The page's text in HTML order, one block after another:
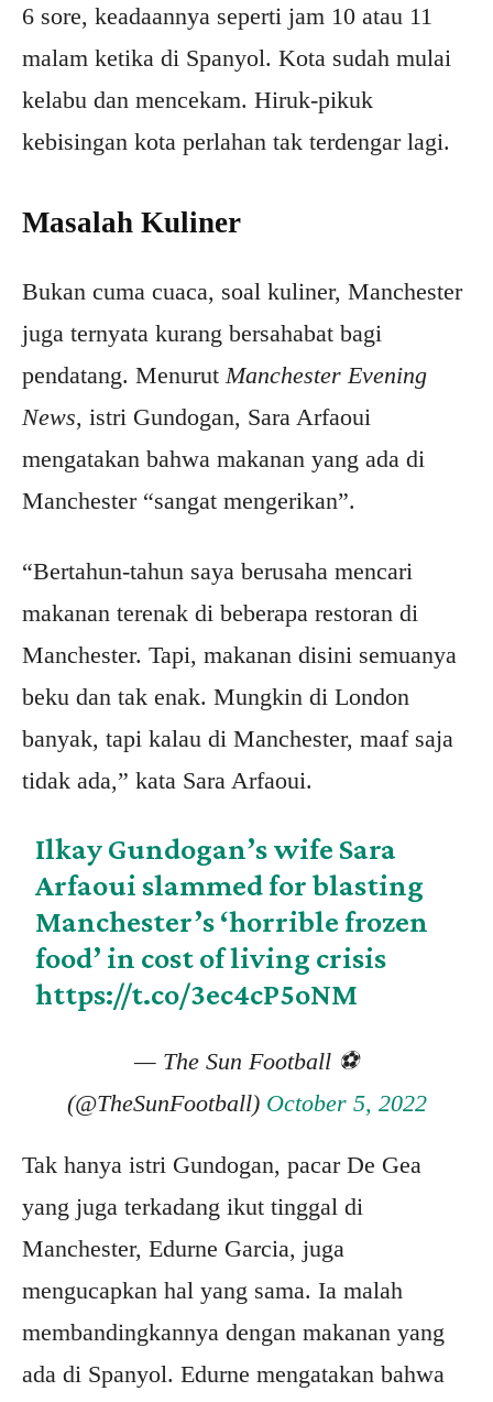
6 sore, keadaannya seperti jam 10 atau 11
malam ketika di Spanyol. Kota sudah mulai
kelabu dan mencekam. Hiruk-pikuk
kebisingan kota perlahan tak terdengar lagi.
Masalah Kuliner
Bukan cuma cuaca, soal kuliner, Manchester
juga ternyata kurang bersahabat bagi
pendatang. MenurutManchester Evening
News, istri Gundogan, Sara Arfaoui
mengatakan bahwa makanan yang ada di
Manchester “sangat mengerikan”.
“Bertahun-tahun saya berusaha mencari
makanan terenak di beberapa restoran di
Manchester. Tapi, makanan disini semuanya
beku dan tak enak. Mungkin di London
banyak, tapi kalau di Manchester, maaf saja
tidak ada,” kata Sara Arfaoui.
Ilkay Gundogan’s wife Sara
Arfaoui slammed for blasting
Manchester’s ‘horrible frozen
food’ in cost of living crisis
https://t.co/3ec4cP5oNM
— The Sun Football ⚽
(@TheSunFootball) October 5, 2022
Tak hanya istri Gundogan, pacar De Gea
yang juga terkadang ikut tinggal di
Manchester, Edurne Garcia, juga
mengucapkan hal yang sama. Ia malah
membandingkannya dengan makanan yang
ada di Spanyol. Edurne mengatakan bahwa